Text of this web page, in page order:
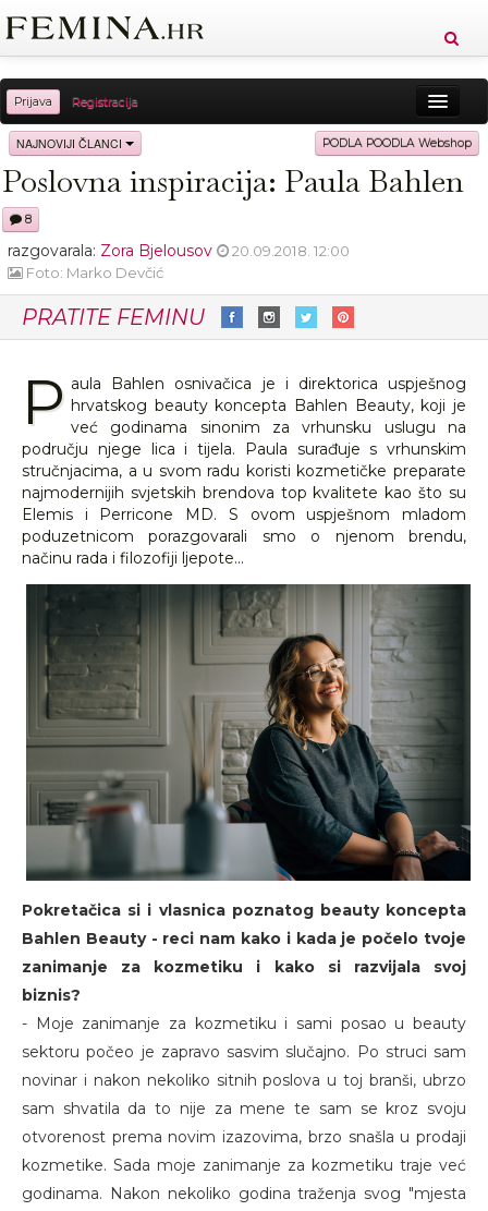
Prijava Registracija
Sreća Zdravlje Vitkost
Moda Ljubav Relax Putovanja Recepti
NAJNOVIJI ČLANCI PODLA POODLA Webshop
Poslovna inspiracija: Paula Bahlen
8
razgovarala: Zora Bjelousov
20.09.2018. 12:00
Foto: Marko Devčić
PRATITE FEMINU
P aula Bahlen osnivačica je i direktorica uspješnog
hrvatskog beauty koncepta Bahlen Beauty, koji je
već godinama sinonim za vrhunsku uslugu na
području njege lica i tijela. Paula surađuje s vrhunskim
stručnjacima, a u svom radu koristi kozmetičke preparate
najmodernijih svjetskih brendova top kvalitete kao što su
Elemis i Perricone MD. S ovom uspješnom mladom
poduzetnicom porazgovarali smo o njenom brendu,
načinu rada i filozofiji ljepote...
Pokretačica si i vlasnica poznatog beauty koncepta
Bahlen Beauty - reci nam kako i kada je počelo tvoje
zanimanje za kozmetiku i kako si razvijala svoj
biznis?
- Moje zanimanje za kozmetiku i sami posao u beauty
sektoru počeo je zapravo sasvim slučajno. Po struci sam
novinar i nakon nekoliko sitnih poslova u toj branši, ubrzo
sam shvatila da to nije za mene te sam se kroz svoju
otvorenost prema novim izazovima, brzo snašla u prodaji
kozmetike. Sada moje zanimanje za kozmetiku traje već
godinama. Nakon nekoliko godina traženja svog "mjesta